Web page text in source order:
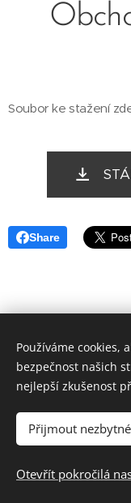
Soubor ke stažení
Share
Vytvořeno
Používáme cookies,
bezpečnost našich
nejlepší zkušenost
Přijmout nezbytné
Otevřít pokročilá